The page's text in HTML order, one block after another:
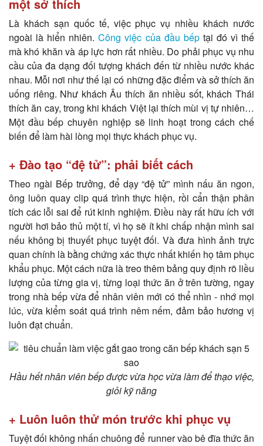
một sở thích
Là khách sạn quốc tế, việc phục vụ nhiều khách nước
ngoài là hiển nhiên.Công việc của đầu bếptại đó vì thế
mà khó khăn và áp lực hơn rất nhiều. Do phải phục vụ nhu
cầu của đa dạng đối tượng khách đến từ nhiều nước khác
nhau. Mỗi nơi như thế lại có những đặc điểm và sở thích ăn
uống riêng. Như khách Âu thích ăn nhiều sốt, khách Thái
thích ăn cay, trong khi khách Việt lại thích mùi vị tự nhiên…
Một đầu bếp chuyên nghiệp sẽ linh hoạt trong cách chế
biến để làm hài lòng mọi thực khách phục vụ.
+ Đào tạo “đệ tử”: phải biết cách
Theo ngài Bếp trưởng, để dạy “đệ tử” mình nấu ăn ngon,
ông luôn quay clip quá trình thực hiện, rồi cẩn thận phân
tích các lỗi sai để rút kinh nghiệm. Điều này rất hữu ích với
người hơi bảo thủ một tí, vì họ sẽ ít khi chấp nhận mình sai
nếu không bị thuyết phục tuyệt đối. Và đưa hình ảnh trực
quan chính là bằng chứng xác thực nhất khiến họ tâm phục
khẩu phục. Một cách nữa là treo thêm bảng quy định rõ liều
lượng của từng gia vị, từng loại thức ăn ở trên tường, ngay
trong nhà bếp vừa để nhân viên mới có thể nhìn - nhớ mọi
lúc, vừa kiểm soát quá trình nêm nếm, đảm bảo hương vị
luôn đạt chuẩn.
Hầu hết nhân viên bếp được vừa học vừa làm để thạo việc,
giỏi kỹ năng
+ Luôn luôn thử món trước khi phục vụ
Tuyệt đối không nhấn chuông để runner vào bê đĩa thức ăn